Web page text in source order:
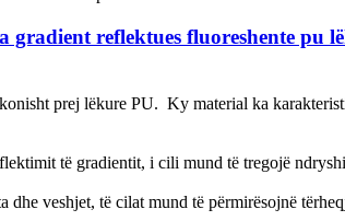
reflektues fluoreshente pu
prej lëkure PU. ‌ Ky material ka
të gradientit, i cili mund të tregojë
veshjet, të cilat mund të përmirësojnë